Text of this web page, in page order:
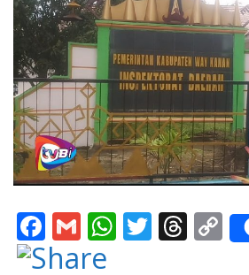
F
ac
G
m
W T T C
o